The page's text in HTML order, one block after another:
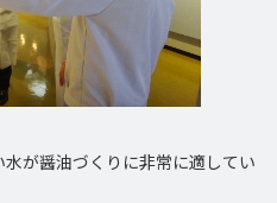
が醤油づくりに非常に適してい